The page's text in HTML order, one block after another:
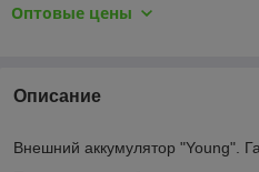
Оптовые цены
Описание
Внешний аккумулятор "Young".